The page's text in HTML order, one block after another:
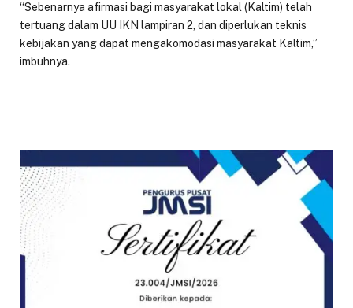
“Sebenarnya afirmasi bagi masyarakat lokal (Kaltim) telah
tertuang dalam UU IKN lampiran 2, dan diperlukan teknis
kebijakan yang dapat mengakomodasi masyarakat Kaltim,”
imbuhnya.